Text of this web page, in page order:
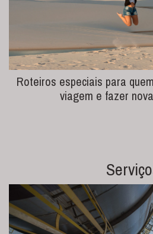
Roteiros especiais para
viagem e fazer